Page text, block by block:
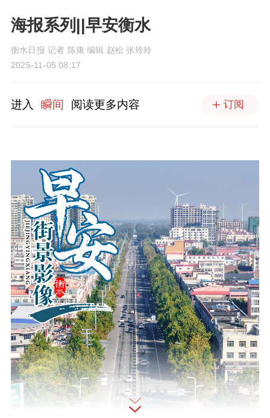
海报系列||早安衡水
衡水日报 记者 陈康 编辑 赵松 张玲玲
2025-11-05 08:17
进入 瞬间 阅读更多内容 订阅